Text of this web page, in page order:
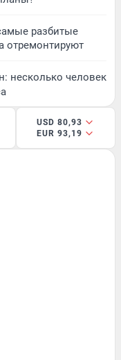
разбитые
отремонтируют
несколько человек
USD 80,93
EUR 93,19